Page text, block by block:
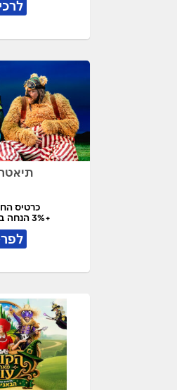
כרטיס החל
+3% הנחה במעמד חיוב